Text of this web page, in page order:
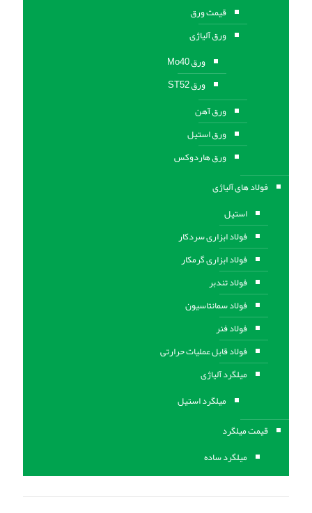
قیمت ورق
ورق آلیاژی
ورق Mo40
ورق ST52
ورق آهن
ورق استيل
ورق هاردوکس
فولاد های آلیاژی
استیل
فولاد ابزاری سردکار
فولاد ابزاری گرمکار
فولاد تندبر
فولاد سمانتاسیون
فولاد فنر
فولاد قابل عملیات حرارتی
ميلگرد آلیاژی
میلگرد استیل
قیمت میلگرد
میلگرد ساده